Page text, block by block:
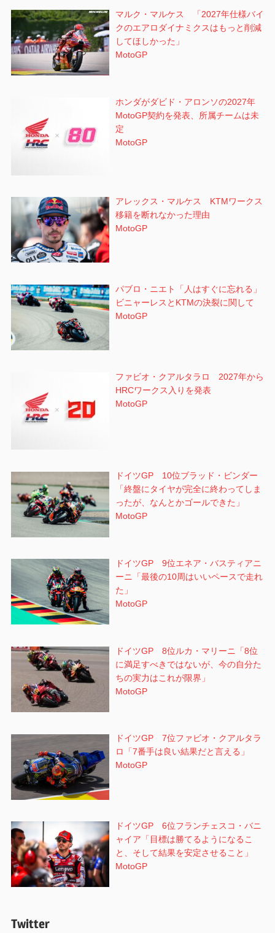
マルク・マルケス 「2027年仕様バイ
クのエアロダイナミクスはもっと削減
してほしかった」
MotoGP
ホンダがダビド・アロンソの2027年
MotoGP契約を発表、所属チームは未
定
MotoGP
アレックス・マルケス KTMワークス
移籍を断れなかった理由
MotoGP
パブロ・ニエト「人はすぐに忘れる」
ビニャーレスとKTMの決裂に関して
MotoGP
ファビオ・クアルタラロ 2027年から
HRCワークス入りを発表
MotoGP
ドイツGP 10位ブラッド・ビンダー
「終盤にタイヤが完全に終わってしま
ったが、なんとかゴールできた」
MotoGP
ドイツGP 9位エネア・バスティアニ
ーニ「最後の10周はいいペースで走れ
た」
MotoGP
ドイツGP 8位ルカ・マリーニ「8位
に満足すべきではないが、今の自分た
ちの実力はこれが限界」
MotoGP
ドイツGP 7位ファビオ・クアルタラ
ロ「7番手は良い結果だと言える」
MotoGP
ドイツGP 6位フランチェスコ・バニ
ャイア「目標は勝てるようになるこ
と、そして結果を安定させること」
MotoGP
Twitter